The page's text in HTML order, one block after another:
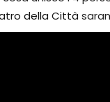
della Città